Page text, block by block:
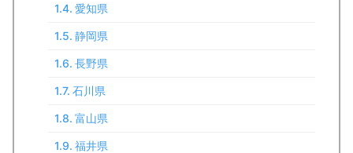
愛知県
静岡県
長野県
石川県
富山県
福井県